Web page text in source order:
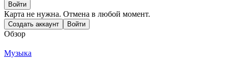
Войти
Карта не нужна. Отмена в любой момент.
Создать аккаунт Войти
Обзор
Музыка